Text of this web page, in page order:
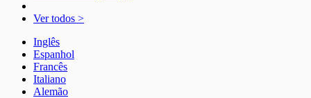
Ver todos >
Inglês
Espanhol
Francês
Italiano
Alemão